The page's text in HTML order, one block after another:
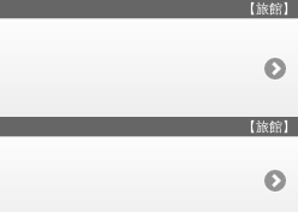
【旅館】
【旅館】